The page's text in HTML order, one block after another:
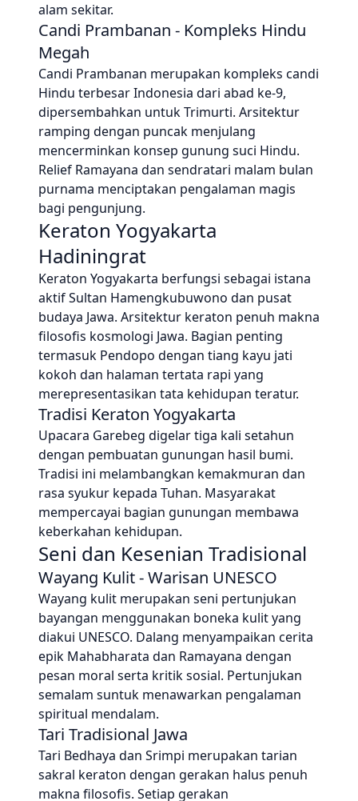
alam sekitar.
Candi Prambanan - Kompleks Hindu
Megah
Candi Prambanan merupakan kompleks candi
Hindu terbesar Indonesia dari abad ke-9,
dipersembahkan untuk Trimurti. Arsitektur
ramping dengan puncak menjulang
mencerminkan konsep gunung suci Hindu.
Relief Ramayana dan sendratari malam bulan
purnama menciptakan pengalaman magis
bagi pengunjung.
Keraton Yogyakarta
Hadiningrat
Keraton Yogyakarta berfungsi sebagai istana
aktif Sultan Hamengkubuwono dan pusat
budaya Jawa. Arsitektur keraton penuh makna
filosofis kosmologi Jawa. Bagian penting
termasuk Pendopo dengan tiang kayu jati
kokoh dan halaman tertata rapi yang
merepresentasikan tata kehidupan teratur.
Tradisi Keraton Yogyakarta
Upacara Garebeg digelar tiga kali setahun
dengan pembuatan gunungan hasil bumi.
Tradisi ini melambangkan kemakmuran dan
rasa syukur kepada Tuhan. Masyarakat
mempercayai bagian gunungan membawa
keberkahan kehidupan.
Seni dan Kesenian Tradisional
Wayang Kulit - Warisan UNESCO
Wayang kulit merupakan seni pertunjukan
bayangan menggunakan boneka kulit yang
diakui UNESCO. Dalang menyampaikan cerita
epik Mahabharata dan Ramayana dengan
pesan moral serta kritik sosial. Pertunjukan
semalam suntuk menawarkan pengalaman
spiritual mendalam.
Tari Tradisional Jawa
Tari Bedhaya dan Srimpi merupakan tarian
sakral keraton dengan gerakan halus penuh
makna filosofis. Setiap gerakan